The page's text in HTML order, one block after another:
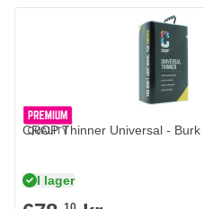
CROP Thinner Universal - Burk
I lager